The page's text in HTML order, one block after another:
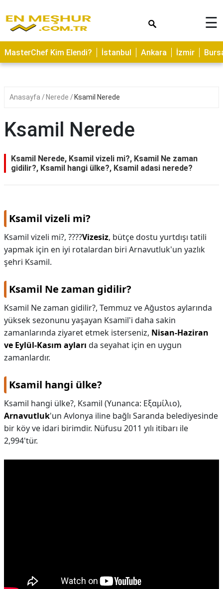
ASTROLOJİ
SAĞLIK
YERLER
NEDİR
HAMİLELİK
KAPLICALAR
İLETİŞİM
☰
MasterChef Kim Elendi? İstanbul Ankara İzmir
Anasayfa Nerede Ksamil Nerede
Ksamil Nerede
Ksamil Nerede, Ksamil vizeli mi?, Ksamil Ne zaman
gidilir?, Ksamil hangi ülke?, Ksamil adasi nerede?
Ksamil vizeli mi?
Ksamil vizeli mi?, ????️Vizesiz, bütçe dostu yurtdışı tatili
yapmak için en iyi rotalardan biri Arnavutluk'un yazlık
şehri Ksamil.
Ksamil Ne zaman gidilir?
Ksamil Ne zaman gidilir?, Temmuz ve Ağustos aylarında
yüksek sezonunu yaşayan Ksamil'i daha sakin
zamanlarında ziyaret etmek isterseniz, Nisan-Haziran
ve Eylül-Kasım ayları da seyahat için en uygun
zamanlardır.
Ksamil hangi ülke?
Ksamil hangi ülke?, Ksamil (Yunanca: Εξαμίλιο),
Arnavutluk'un Avlonya iline bağlı Saranda belediyesinde
bir köy ve idari birimdir. Nüfusu 2011 yılı itibarı ile
2,994'tür.